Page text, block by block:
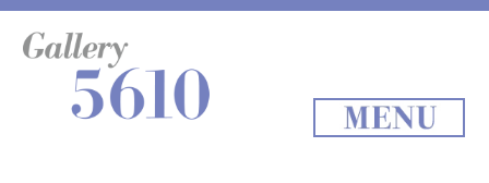
MENU
Exhibition
About 5610
Archives
Map
online store
Staff Blog